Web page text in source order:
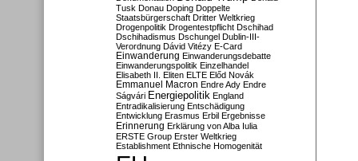
Tusk Donau Doping Doppelte
Staatsbürgerschaft Dritter Weltkrieg
Drogenpolitik Drogentestpflicht Dschihad
Dschihadismus Dschungel Dublin-III-
Verordnung Dávid Vitézy E-Card
Einwanderung Einwanderungsdebatte
Einwanderungspolitik Einzelhandel
Elisabeth II. Eliten ELTE Előd Novák
Emmanuel Macron Endre Ady Endre
Ságvári Energiepolitik England
Entradikalisierung Entschädigung
Entwicklung Erasmus Erbil Ergebnisse
Erinnerung Erklärung von Alba Iulia
ERSTE Group Erster Weltkrieg
Establishment Ethnische Homogenität